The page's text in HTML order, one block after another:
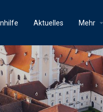
Aktuelles Mehr